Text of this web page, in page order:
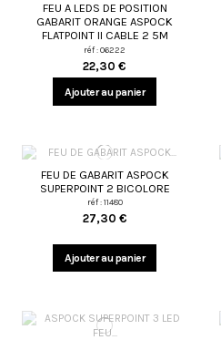
FEU A LEDS DE POSITION
GABARIT ORANGE ASPOCK
FLATPOINT II CABLE 2 5M
réf : 06222
22,30 €
Ajouter au panier
FEU DE GABARIT ASPOCK
SUPERPOINT 2 BICOLORE
réf : 11480
27,30 €
Ajouter au panier